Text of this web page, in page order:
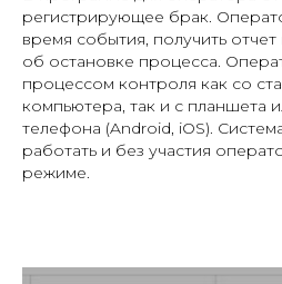
регистрирующее брак.
время события, получить
об остановке процесса.
процессом контроля как со
компьютера, так и с планшета
телефона (Android, iOS).
работать и без участия
режиме.